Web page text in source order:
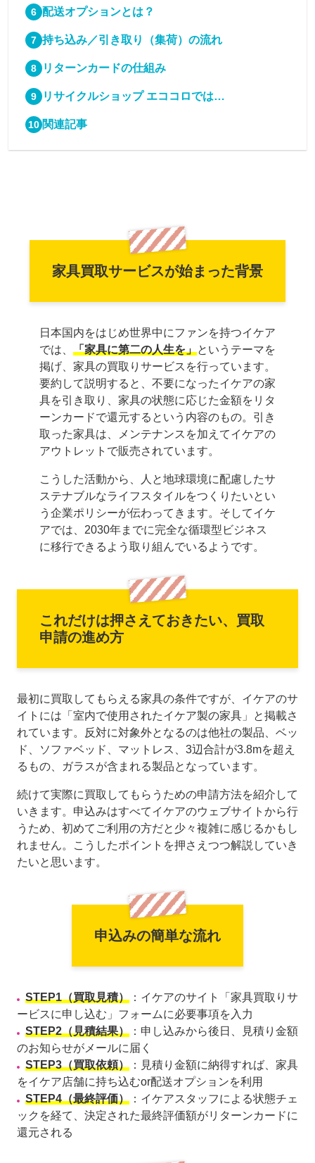
配送オプションとは？
持ち込み／引き取り（集荷）の流れ
リターンカードの仕組み
リサイクルショップ エココロでは…
関連記事
家具買取サービスが始まった背景
日本国内をはじめ世界中にファンを持つイケア
では、 「家具に第二の人生を」というテーマを
掲げ、家具の買取りサービスを行っています。
要約して説明すると、不要になったイケアの家
具を引き取り、家具の状態に応じた金額をリタ
ーンカードで還元するという内容のもの。引き
取った家具は、メンテナンスを加えてイケアの
アウトレットで販売されています。
こうした活動から、人と地球環境に配慮したサ
ステナブルなライフスタイルをつくりたいとい
う企業ポリシーが伝わってきます。そしてイケ
アでは、2030年までに完全な循環型ビジネス
に移行できるよう取り組んでいるようです。
これだけは押さえておきたい、買取
申請の進め方
最初に買取してもらえる家具の条件ですが、イケアのサ
イトには「室内で使用されたイケア製の家具」と掲載さ
れています。反対に対象外となるのは他社の製品、ベッ
ド、ソファベッド、マットレス、3辺合計が3.8mを超え
るもの、ガラスが含まれる製品となっています。
続けて実際に買取してもらうための申請方法を紹介して
いきます。申込みはすべてイケアのウェブサイトから行
うため、初めてご利用の方だと少々複雑に感じるかもし
れません。こうしたポイントを押さえつつ解説していき
たいと思います。
申込みの簡単な流れ
STEP1（買取見積） ：イケアのサイト「家具買取りサ
ービスに申し込む」フォームに必要事項を入力
STEP2（見積結果） ：申し込みから後日、見積り金額
のお知らせがメールに届く
STEP3（買取依頼） ：見積り金額に納得すれば、家具
をイケア店舗に持ち込むor配送オプションを利用
STEP4（最終評価） ：イケアスタッフによる状態チェ
ックを経て、決定された最終評価額がリターンカードに
還元される